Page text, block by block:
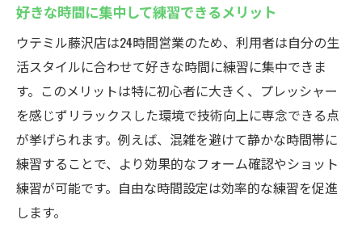
好きな時間に集中して練習できるメリット
ウテミル藤沢店は24時間営業のため、利用者は自分の生
活スタイルに合わせて好きな時間に練習に集中できま
す。このメリットは特に初心者に大きく、プレッシャー
を感じずリラックスした環境で技術向上に専念できる点
が挙げられます。例えば、混雑を避けて静かな時間帯に
練習することで、より効果的なフォーム確認やショット
練習が可能です。自由な時間設定は効率的な練習を促進
します。